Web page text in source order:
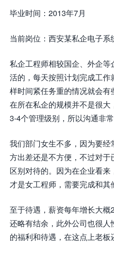
毕业时间：2013年7月
当前岗位：西安某私企电子系
私企工程师相较国企、外企等
活的，每天按照计划完成工
样时间紧任务重的情况就会
在所在私企的规模并不是很
3-4个管理级别，所以沟通非常
我们部门女生不多，因为要
方出差还是不方便，不过对
区别对待的。因为在企业看
才是女工程师，需要完成和其
至于待遇，薪资每年增长大
还略有结余，此外公司也很
的福利和待遇，在这点上老板